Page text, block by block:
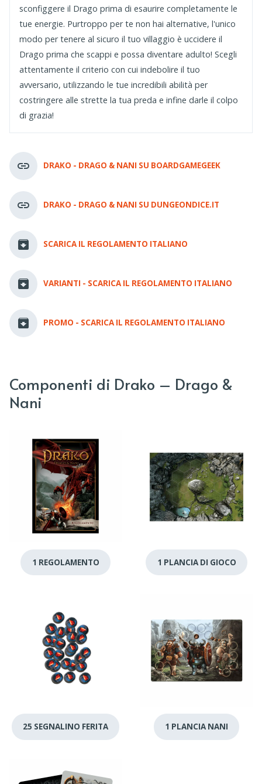
sconfiggere il Drago prima di esaurire completamente le
tue energie. Purtroppo per te non hai alternative, l'unico
modo per tenere al sicuro il tuo villaggio è uccidere il
Drago prima che scappi e possa diventare adulto! Scegli
attentamente il criterio con cui indebolire il tuo
avversario, utilizzando le tue incredibili abilità per
costringere alle strette la tua preda e infine darle il colpo
di grazia!
DRAKO - DRAGO & NANI SU BOARDGAMEGEEK
DRAKO - DRAGO & NANI SU DUNGEONDICE.IT
SCARICA IL REGOLAMENTO ITALIANO
VARIANTI - SCARICA IL REGOLAMENTO ITALIANO
PROMO - SCARICA IL REGOLAMENTO ITALIANO
Componenti di Drako – Drago &
Nani
1 REGOLAMENTO 1 PLANCIA DI GIOCO
25 SEGNALINO FERITA 1 PLANCIA NANI